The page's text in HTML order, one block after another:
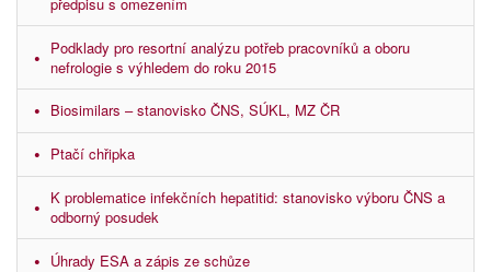
Podklady pro resortní analýzu potřeb pracovníků a oboru
nefrologie s výhledem do roku 2015
Biosimilars – stanovisko ČNS, SÚKL, MZ ČR
Ptačí chřipka
K problematice infekčních hepatitid: stanovisko výboru ČNS a
odborný posudek
Úhrady ESA a zápis ze schůze